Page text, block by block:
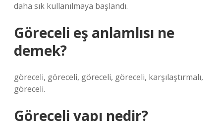
daha sık kullanılmaya başlandı.
Göreceli eş anlamlısı ne
demek?
göreceli, göreceli, göreceli, göreceli, karşılaştırmalı,
göreceli.
Göreceli yapı nedir?